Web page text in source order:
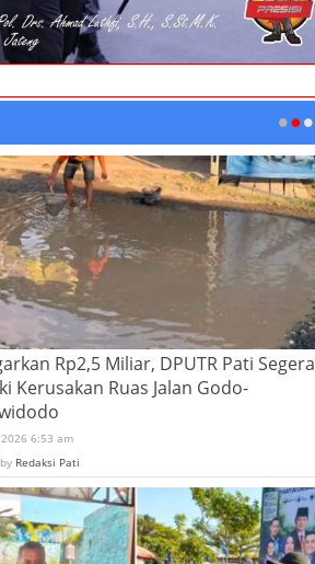
Rp2,5 Miliar, DPUTR Pati Segera
Kerusakan Ruas Jalan Godo-
6:53 am
Redaksi Pati